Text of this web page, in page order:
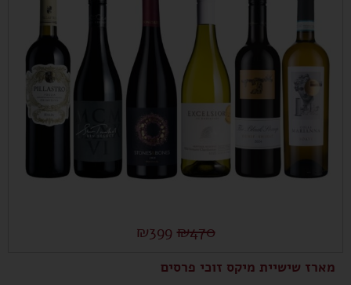
₪470
₪399
מארז שישיית מיקס זוכי פרסים